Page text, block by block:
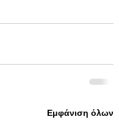
Εμφάνιση όλων